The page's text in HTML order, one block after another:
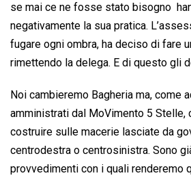
se mai ce ne fosse stato bisogno 
negativamente la sua pratica.
fugare ogni ombra, ha deciso di fare
rimettendo la delega. E di questo gli
Noi cambieremo Bagheria ma, come
amministrati dal MoVimento 5 Stelle,
costruire sulle macerie lasciate da
centrodestra o centrosinistra. Sono
provvedimenti con i quali renderemo